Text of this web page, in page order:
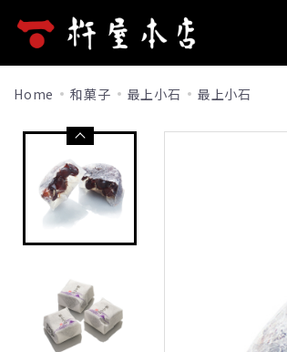
Home 和菓子 最上小石 最上小石
ホーム
商品一覧
洋菓子
山形旬香菓
山形旬香菓(ラ・フランス)
サポリ
季節のブッセ
果樹園だより
新規会員登録
ログイン
杵屋本店とは
お問い合わせ
ご利用ガイド
包装について
よくあるご質問
お知らせ
当サイトについて